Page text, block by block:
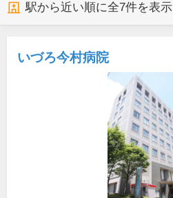
駅から近い順に全7件を表示
いづろ今村病院